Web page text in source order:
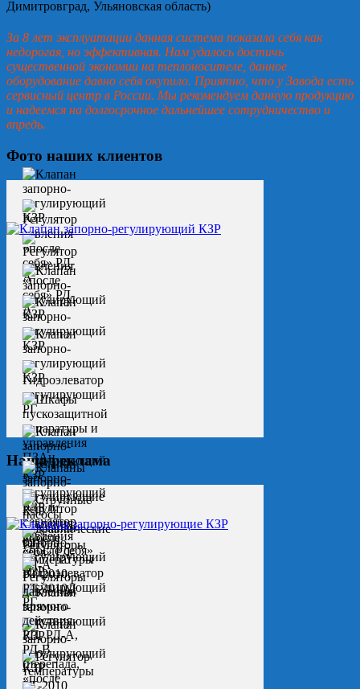
Димитровград, Ульяновская область)
За 8 лет эксплуатации данная система показала себя как
недорогая, но эффективная. Нам удалось достичь
существенной экономии на теплоносителе, данное
оборудование давно себя окупило. Приятно, что у Завода есть
сервисный центр в России. Мы рекомендуем данную продукцию
и надеемся на долгосрочное дальнейшее сотрудничество и
впредь.
Фото наших клиентов
Наша реклама